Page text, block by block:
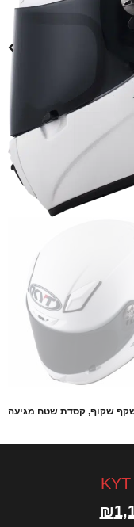
שקוף, קסדת שטח מגיעה
₪